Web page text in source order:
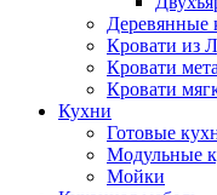
Деревянные
Кровати
Кровати
Кровати
Кухни
Готовые
Модульные
Мойки